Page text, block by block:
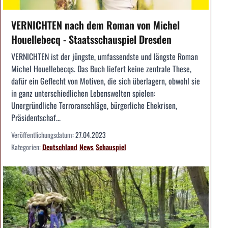
VERNICHTEN nach dem Roman von Michel
Houellebecq - Staatsschauspiel Dresden
VERNICHTEN ist der jüngste, umfassendste und längste Roman
Michel Houellebecqs. Das Buch liefert keine zentrale These,
dafür ein Geflecht von Motiven, die sich überlagern, obwohl sie
in ganz unterschiedlichen Lebenswelten spielen:
Unergründliche Terroranschläge, bürgerliche Ehekrisen,
Präsidentschaf...
Veröffentlichungsdatum:27.04.2023
Kategorien:DeutschlandNewsSchauspiel